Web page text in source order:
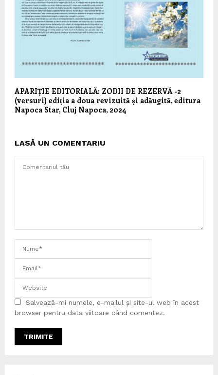
APARIȚIE EDITORIALĂ: ZODII DE REZERVĂ -2
(versuri) ediția a doua revizuită și adăugită, editura
Napoca Star, Cluj Napoca, 2024
LASĂ UN COMENTARIU
Salvează-mi numele, e-mailul și site-ul web în acest
browser pentru data viitoare când comentez.